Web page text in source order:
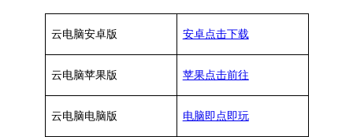
云电脑安卓版 安卓点击下载
云电脑苹果版 苹果点击前往
云电脑电脑版 电脑即点即玩